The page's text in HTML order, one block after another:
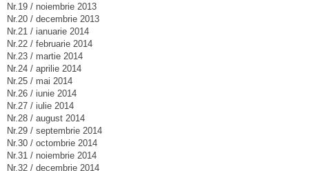
Nr.19 / noiembrie 2013
Nr.20 / decembrie 2013
Nr.21 / ianuarie 2014
Nr.22 / februarie 2014
Nr.23 / martie 2014
Nr.24 / aprilie 2014
Nr.25 / mai 2014
Nr.26 / iunie 2014
Nr.27 / iulie 2014
Nr.28 / august 2014
Nr.29 / septembrie 2014
Nr.30 / octombrie 2014
Nr.31 / noiembrie 2014
Nr.32 / decembrie 2014